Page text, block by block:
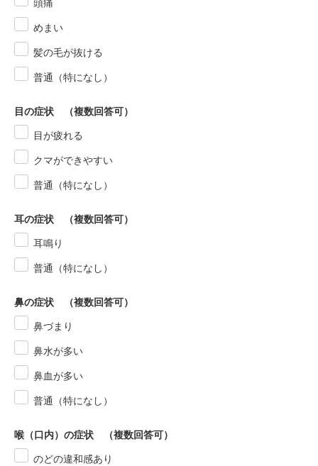
頭痛
めまい
髪の毛が抜ける
普通（特になし）
目の症状 （複数回答可）
目が疲れる
クマができやすい
普通（特になし）
耳の症状 （複数回答可）
耳鳴り
普通（特になし）
鼻の症状 （複数回答可）
鼻づまり
鼻水が多い
鼻血が多い
普通（特になし）
喉（口内）の症状 （複数回答可）
のどの違和感あり